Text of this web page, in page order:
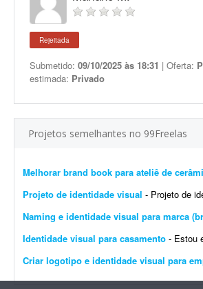
Rejeitada
Submetido: 09/10/2025 às 18:31 | Oferta:
estimada: Privado
Projetos semelhantes no 99Freelas
Melhorar brand book para ateliê de
Projeto de identidade visual - Projeto de identidade visual - CJ Gonçalves 1. Sobre o projeto Estamos
Identidade visual para casamento - Estou em busca de um(a) designer para desenvolver a
Criar logotipo e identidade visual para